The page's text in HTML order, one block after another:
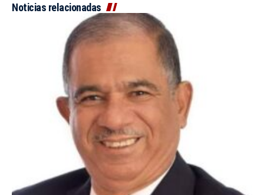
Noticias relacionadas